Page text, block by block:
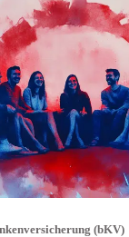
(bKV)